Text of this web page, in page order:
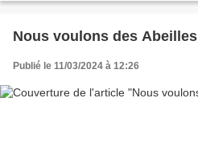
Nous voulons des Abeilles
Publié le 11/03/2024 à 12:26